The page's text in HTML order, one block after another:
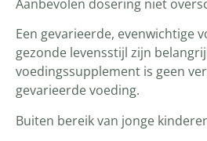
Aanbevolen dosering niet
Een gevarieerde, evenwichtige
gezonde levensstijl zijn
voedingssupplement is geen
gevarieerde voeding.
Buiten bereik van jonge